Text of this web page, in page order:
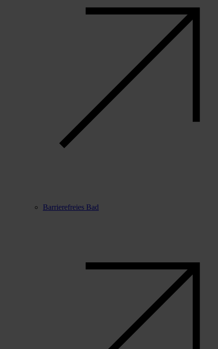
Barrierefreies Bad